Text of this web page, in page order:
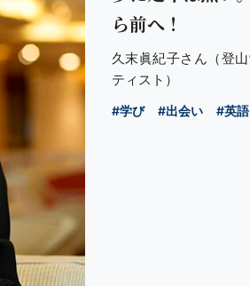
ら前へ！
久末眞紀子さん （登
ティスト）
#学び #出会い #英語